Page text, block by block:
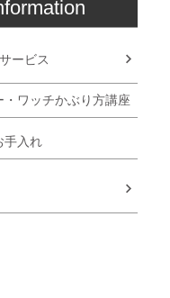
ービス
・ワッチかぶり方講座
手入れ